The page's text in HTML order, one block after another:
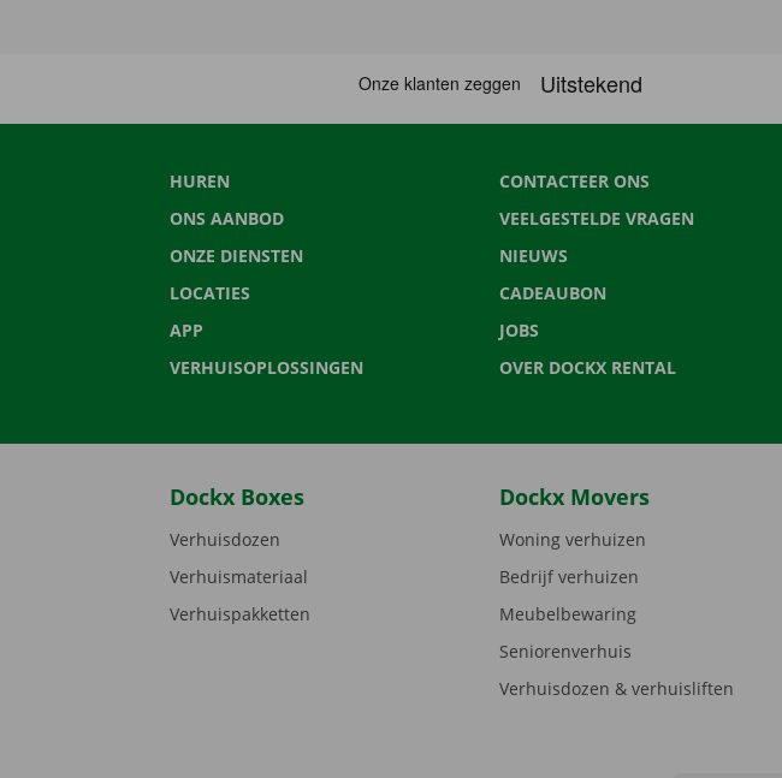
HUREN
ONS AANBOD
ONZE DIENSTEN
LOCATIES
APP
VERHUISOPLOSSINGEN
CONTACTEER ONS
VEELGESTELDE VRAGEN
NIEUWS
CADEAUBON
JOBS
OVER DOCKX RENTAL
Dockx Boxes
Verhuisdozen
Verhuismateriaal
Verhuispakketten
Dockx Movers
Woning verhuizen
Bedrijf verhuizen
Meubelbewaring
Seniorenverhuis
Verhuisdozen & verhuisliften